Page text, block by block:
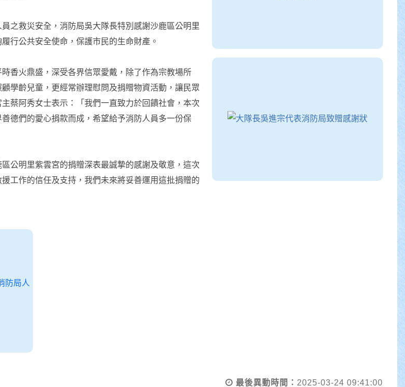
之救災安全，消防局吳大隊長特別感謝沙鹿區公明里
行公共安全使命，保護市民的生命財產。
香火鼎盛，深受各界信眾愛戴，除了作為宗教場所
學齡兒童，更經常辦理慰問及捐贈物資活動，讓民眾
蔡阿秀女士表示：「我們一直致力於回饋社會，本次
德們的愛心捐款而成，希望給予消防人員多一份保
公明里紫雲宮的捐贈深表最誠摯的感謝及敬意，這次
工作的信任及支持，我們未來將妥善運用這批捐贈的
最後異動時間： 2025-03-24 09:41:00